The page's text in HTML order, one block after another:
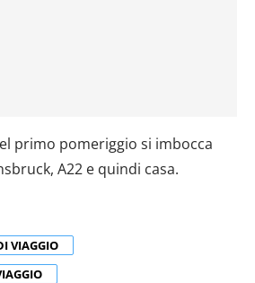
primo pomeriggio si imbocca
A22 e quindi casa.
VIAGGIO